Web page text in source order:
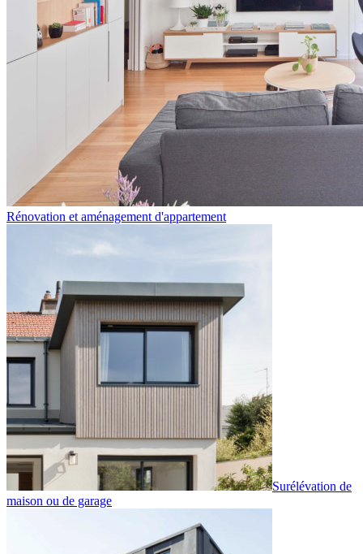
Rénovation et aménagement d'appartement
Surélévation de
maison ou de garage